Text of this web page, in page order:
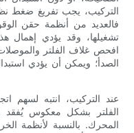
التركيب، يجب تفريغ ضغط
فالعديد من أنظمة حقن
تشغيلها، وقد يؤدي إهمال
افحص غلاف الفلتر
الصدأ؛ ويمكن أن يؤدي
عند التركيب، انتبه لسهم
الفلتر بشكل معكوس
المحرك. بالنسبة لأنظمة